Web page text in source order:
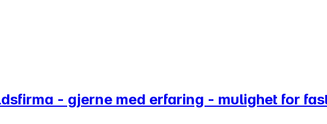
- gjerne med erfaring - mulighet for